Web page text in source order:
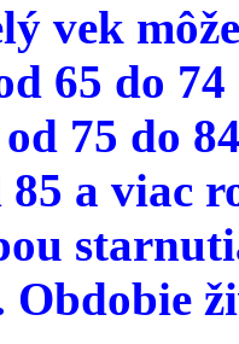
vek
65 do
75 do
a viac
Obdobie